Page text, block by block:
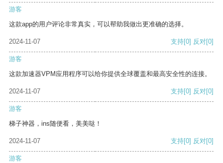
游客
这款app的用户评论非常真实，可以帮助我做出更准确的选择。
2024-11-07 支持[0] 反对[0]
游客
这款加速器VPM应用程序可以给你提供全球覆盖和最高安全性的连接。
2024-11-07 支持[0] 反对[0]
游客
梯子神器，ins随便看，美美哒！
2024-11-07 支持[0] 反对[0]
游客